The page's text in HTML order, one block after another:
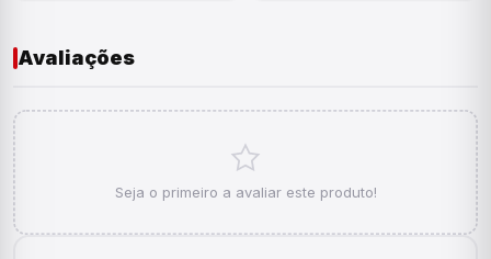
Avaliações
Seja o primeiro a avaliar este produto!